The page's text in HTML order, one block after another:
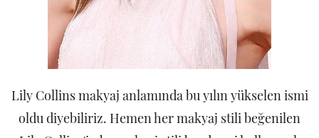
Lily Collins makyaj anlamında bu yılın yükselen ismi
oldu diyebiliriz. Hemen her makyaj stili beğenilen